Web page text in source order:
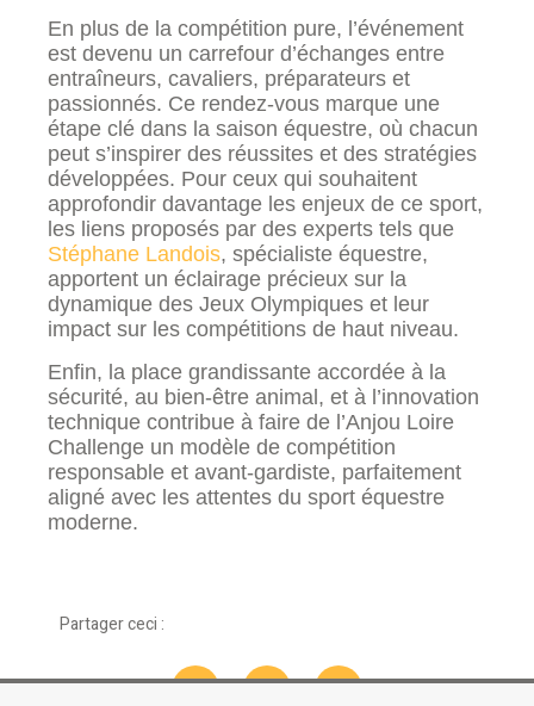
En plus de la compétition pure, l’événement
est devenu un carrefour d’échanges entre
entraîneurs, cavaliers, préparateurs et
passionnés. Ce rendez-vous marque une
étape clé dans la saison équestre, où chacun
peut s’inspirer des réussites et des stratégies
développées. Pour ceux qui souhaitent
approfondir davantage les enjeux de ce sport,
les liens proposés par des experts tels que
Stéphane Landois, spécialiste équestre,
apportent un éclairage précieux sur la
dynamique des Jeux Olympiques et leur
impact sur les compétitions de haut niveau.
Enfin, la place grandissante accordée à la
sécurité, au bien-être animal, et à l’innovation
technique contribue à faire de l’Anjou Loire
Challenge un modèle de compétition
responsable et avant-gardiste, parfaitement
aligné avec les attentes du sport équestre
moderne.
Partager ceci :